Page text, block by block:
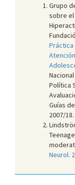
Grupo
sobre
Política
Guías
2007/18.
Neurol.